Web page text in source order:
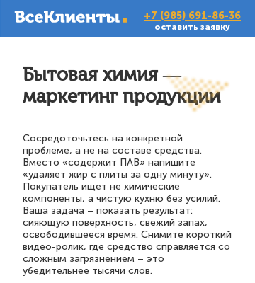
+7 (985) 691-86-36
оставить заявку
Бытовая химия —
маркетинг продукции
Сосредоточьтесь на конкретной
проблеме, а не на составе средства.
Вместо «содержит ПАВ» напишите
«удаляет жир с плиты за одну минуту».
Покупатель ищет не химические
компоненты, а чистую кухню без усилий.
Ваша задача – показать результат:
сияющую поверхность, свежий запах,
освободившееся время. Снимите короткий
видео-ролик, где средство справляется со
сложным загрязнением – это
убедительнее тысячи слов.